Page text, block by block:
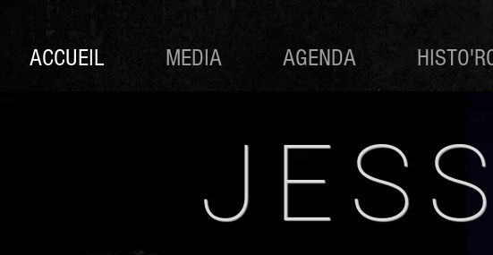
ACCUEIL MEDIA AGENDA